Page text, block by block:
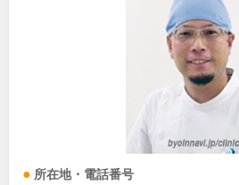
所在地・電話番号